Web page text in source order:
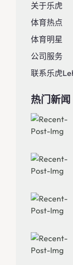
关于乐虎
体育热点
体育明星
公司服务
联系乐虎
热门新闻